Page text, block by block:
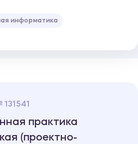
информатика
практика
(проектно-